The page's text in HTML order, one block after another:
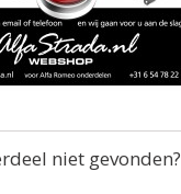
niet gevonden?